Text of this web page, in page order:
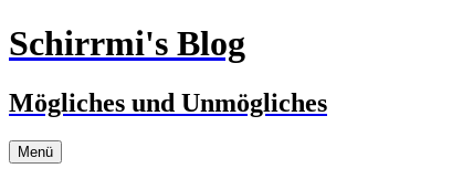
Zum
Inhalt
Schirrmi's Blog
Mögliches und Unmögliches
Menü